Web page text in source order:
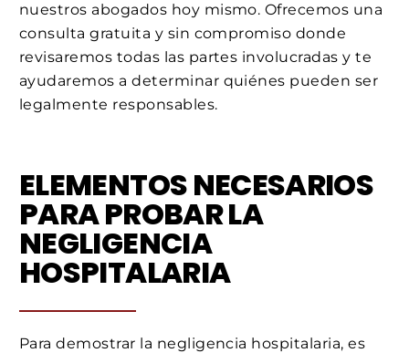
nuestros abogados hoy mismo. Ofrecemos una
consulta gratuita y sin compromiso donde
revisaremos todas las partes involucradas y te
ayudaremos a determinar quiénes pueden ser
legalmente responsables.
ELEMENTOS NECESARIOS
PARA PROBAR LA
NEGLIGENCIA
HOSPITALARIA
Para demostrar la negligencia hospitalaria, es